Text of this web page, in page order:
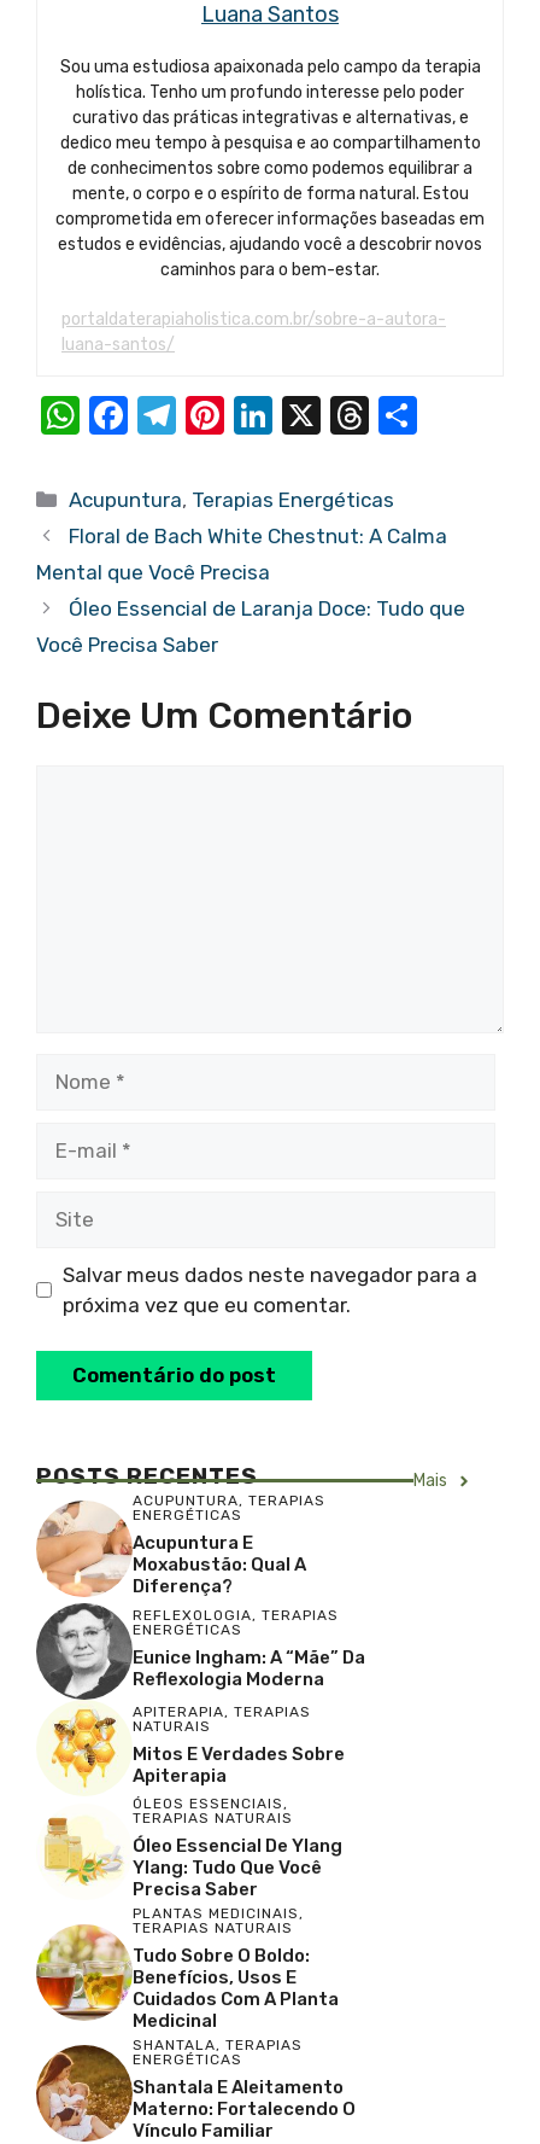
Luana Santos
Sou uma estudiosa apaixonada pelo campo da terapia
holística. Tenho um profundo interesse pelo poder
curativo das práticas integrativas e alternativas, e
dedico meu tempo à pesquisa e ao compartilhamento
de conhecimentos sobre como podemos equilibrar a
mente, o corpo e o espírito de forma natural. Estou
comprometida em oferecer informações baseadas em
estudos e evidências, ajudando você a descobrir novos
caminhos para o bem-estar.
portaldaterapiaholistica.com.br/sobre-a-autora-
luana-santos/
W
at
s
A
p
p
F
c
e
b
o
o
T
e
gr
a
m
Pi
er
e
st
Li
k
e
n
X
T
e
a
s
e
Categorias
Acupuntura, Terapias Energéticas
Floral de Bach White Chestnut: A Calma
Mental que Você Precisa
Óleo Essencial de Laranja Doce: Tudo que
Você Precisa Saber
Deixe Um Comentário
mail
Salvar meus dados neste navegador para a
próxima vez que eu comentar.
POSTS RECENTES Mais
ACUPUNTURA, TERAPIAS
ENERGÉTICAS
Acupuntura E
Moxabustão: Qual A
Diferença?
REFLEXOLOGIA, TERAPIAS
ENERGÉTICAS
Eunice Ingham: A “Mãe” Da
Reflexologia Moderna
APITERAPIA, TERAPIAS
NATURAIS
Mitos E Verdades Sobre
Apiterapia
ÓLEOS ESSENCIAIS,
TERAPIAS NATURAIS
Óleo Essencial De Ylang
Ylang: Tudo Que Você
Precisa Saber
PLANTAS MEDICINAIS,
TERAPIAS NATURAIS
Tudo Sobre O Boldo:
Benefícios, Usos E
Cuidados Com A Planta
Medicinal
SHANTALA, TERAPIAS
ENERGÉTICAS
Shantala E Aleitamento
Materno: Fortalecendo O
Vínculo Familiar